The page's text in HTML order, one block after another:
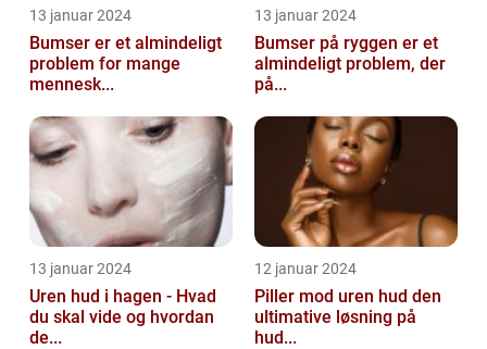
13 januar 2024
Bumser er et almindeligt
problem for mange
mennesk...
13 januar 2024
Bumser på ryggen er et
almindeligt problem, der
på...
13 januar 2024
Uren hud i hagen - Hvad
du skal vide og hvordan
de...
12 januar 2024
Piller mod uren hud den
ultimative løsning på
hud...